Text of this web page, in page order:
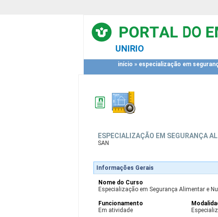
UNIRIO
início » especialização em
ESPECIALIZAÇÃO EM SEGURANÇA
SAN
Informações Gerais
Nome do Curso
Especialização em Segurança Alimentar e
Funcionamento
Em atividade